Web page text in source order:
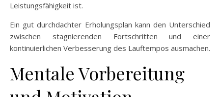
Leistungsfähigkeit ist.
Ein gut durchdachter Erholungsplan kann den Unterschied
zwischen stagnierenden Fortschritten und einer
kontinuierlichen Verbesserung des Lauftempos ausmachen.
Mentale Vorbereitung